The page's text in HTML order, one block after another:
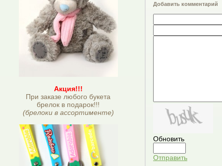
Акция!!!
При заказе любого букета
брелок в подарок!!!
(брелоки в ассортименте)
Добавить комментарий
Обновить
Отправить